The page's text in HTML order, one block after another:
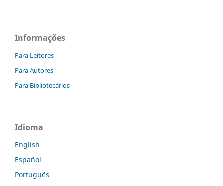
Informações
Para Leitores
Para Autores
Para Bibliotecários
Idioma
English
Español
Português